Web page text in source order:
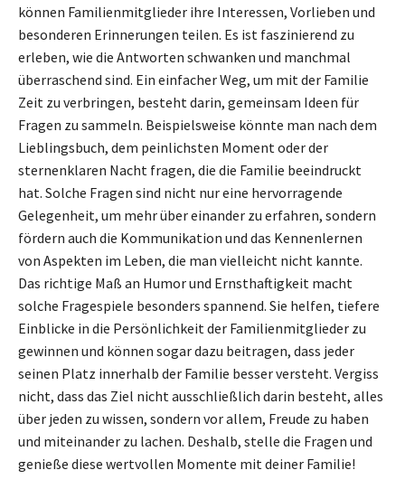
können Familienmitglieder ihre Interessen, Vorlieben und
besonderen Erinnerungen teilen. Es ist faszinierend zu
erleben, wie die Antworten schwanken und manchmal
überraschend sind. Ein einfacher Weg, um mit der Familie
Zeit zu verbringen, besteht darin, gemeinsam Ideen für
Fragen zu sammeln. Beispielsweise könnte man nach dem
Lieblingsbuch, dem peinlichsten Moment oder der
sternenklaren Nacht fragen, die die Familie beeindruckt
hat. Solche Fragen sind nicht nur eine hervorragende
Gelegenheit, um mehr über einander zu erfahren, sondern
fördern auch die Kommunikation und das Kennenlernen
von Aspekten im Leben, die man vielleicht nicht kannte.
Das richtige Maß an Humor und Ernsthaftigkeit macht
solche Fragespiele besonders spannend. Sie helfen, tiefere
Einblicke in die Persönlichkeit der Familienmitglieder zu
gewinnen und können sogar dazu beitragen, dass jeder
seinen Platz innerhalb der Familie besser versteht. Vergiss
nicht, dass das Ziel nicht ausschließlich darin besteht, alles
über jeden zu wissen, sondern vor allem, Freude zu haben
und miteinander zu lachen. Deshalb, stelle die Fragen und
genieße diese wertvollen Momente mit deiner Familie!